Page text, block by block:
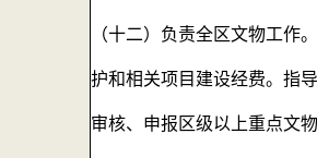
（十二）负责全区文物工作
护和相关项目建设经费。指
审核、申报区级以上重点文